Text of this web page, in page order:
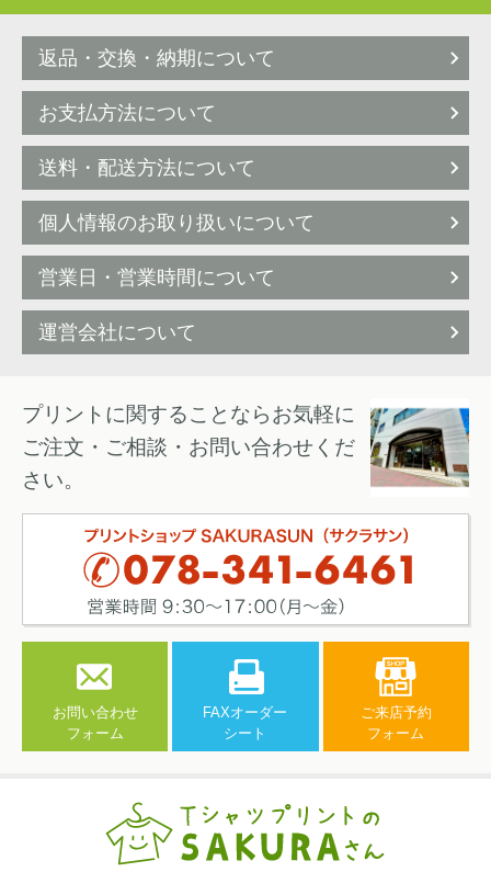
返品・交換・納期について
お支払方法について
送料・配送方法について
個人情報のお取り扱いについて
営業日・営業時間について
運営会社について
プリントに関することならお気軽に
ご注文・ご相談・お問い合わせくだ
さい。
お問い合わせ
フォーム
FAXオーダー
シート
ご来店予約
フォーム